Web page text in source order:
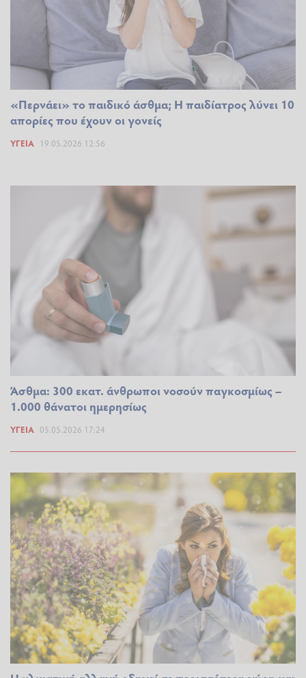
«Περνάει» το παιδικό άσθμα; Η παιδίατρος λύνει 10
απορίες που έχουν οι γονείς
ΥΓΕΊΑ 19.05.2026 12:56
Άσθμα: 300 εκατ. άνθρωποι νοσούν παγκοσμίως –
1.000 θάνατοι ημερησίως
ΥΓΕΊΑ 05.05.2026 17:24